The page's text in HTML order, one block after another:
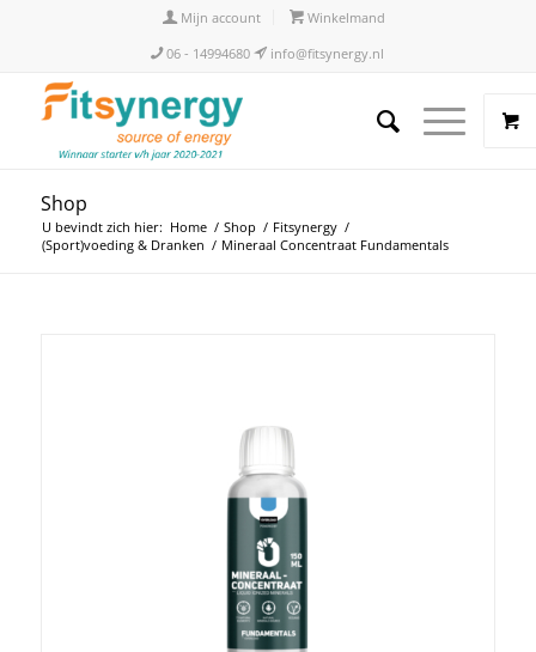
Mijn account
Winkelmand
06 - 14994680
info@fitsynergy.nl
Shop
U bevindt zich hier: Home / Shop / Fitsynergy /
(Sport)voeding & Dranken / Mineraal Concentraat Fundamentals